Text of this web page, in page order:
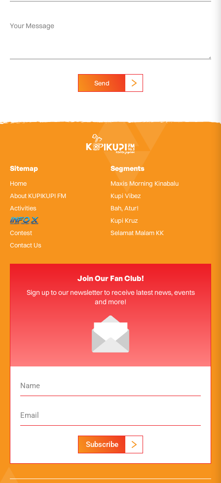
Send
Sitemap
Home
About KUPIKUPI FM
Activities
InfoX
Contest
Contact Us
Segments
Maxis Morning Kinabalu
Kupi Vibez
Bah, Atur!
Kupi Kruz
Selamat Malam KK
Join Our Fan Club!
Sign up to our newsletter to receive latest news, events
and more!
Subscribe